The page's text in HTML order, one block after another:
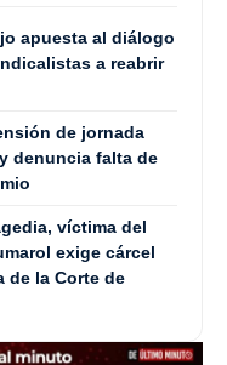
apuesta al diálogo
a reabrir
de jornada
denuncia falta de
víctima del
exige cárcel
de la Corte de